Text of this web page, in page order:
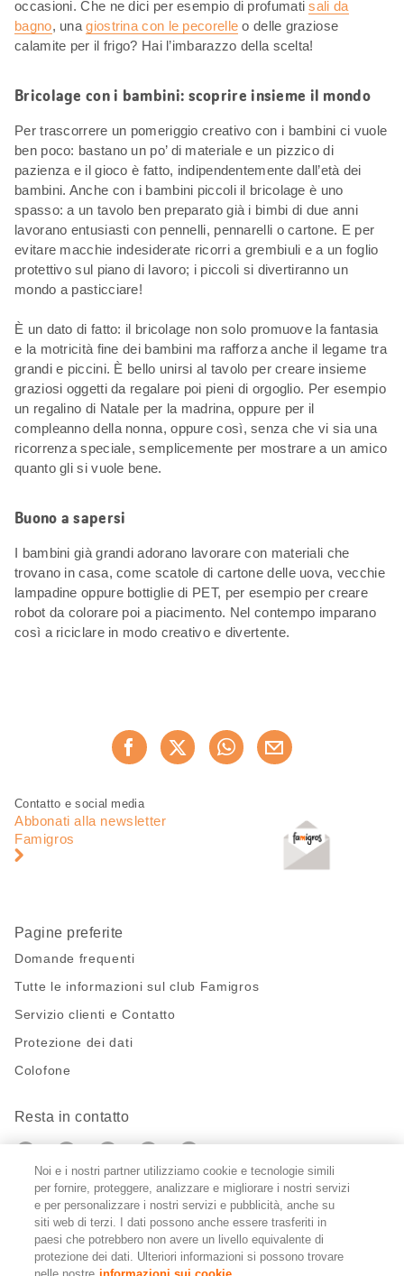
occasioni. Che ne dici per esempio di profumatisali da
bagno, unagiostrina con le pecorelle o delle graziose
calamite per il frigo? Hai l’imbarazzo della scelta!
Bricolage con i bambini: scoprire insieme il mondo
Per trascorrere un pomeriggio creativo con i bambini ci vuole
ben poco: bastano un po’ di materiale e un pizzico di
pazienza e il gioco è fatto, indipendentemente dall’età dei
bambini. Anche con i bambini piccoli il bricolage è uno
spasso: a un tavolo ben preparato già i bimbi di due anni
lavorano entusiasti con pennelli, pennarelli o cartone. E per
evitare macchie indesiderate ricorri a grembiuli e a un foglio
protettivo sul piano di lavoro; i piccoli si divertiranno un
mondo a pasticciare!
È un dato di fatto: il bricolage non solo promuove la fantasia
e la motricità fine dei bambini ma rafforza anche il legame tra
grandi e piccini. È bello unirsi al tavolo per creare insieme
graziosi oggetti da regalare poi pieni di orgoglio. Per esempio
un regalino di Natale per la madrina, oppure per il
compleanno della nonna, oppure così, senza che vi sia una
ricorrenza speciale, semplicemente per mostrare a un amico
quanto gli si vuole bene.
Buono a sapersi
I bambini già grandi adorano lavorare con materiali che
trovano in casa, come scatole di cartone delle uova, vecchie
lampadine oppure bottiglie di PET, per esempio per creare
robot da colorare poi a piacimento. Nel contempo imparano
così a riciclare in modo creativo e divertente.
Consiglia ora
Piè
pagina
Navigazione
pagina
Contatto e social media
Abbonati alla newsletter
Famigros
Pagine preferite
Domande frequenti
Tutte le informazioni sul club Famigros
Servizio clienti e Contatto
Protezione dei dati
Colofone
Resta in contatto
https://twitter.com/migros?
https://www.youtube.com/user/
PinterestInstagram
Impostazioni cookie
FR IT
Noi e i nostri partner utilizziamo cookie e tecnologie simili
per fornire, proteggere, analizzare e migliorare i nostri servizi
e per personalizzare i nostri servizi e pubblicità, anche su
siti web di terzi. I dati possono anche essere trasferiti in
paesi che potrebbero non avere un livello equivalente di
protezione dei dati. Ulteriori informazioni si possono trovare